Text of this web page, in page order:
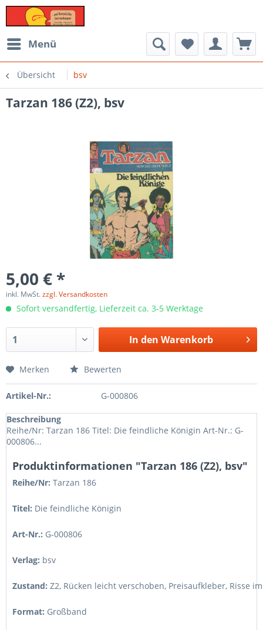
Menü
Übersicht bsv
Tarzan 186 (Z2), bsv
5,00 € *
inkl. MwSt.zzgl. Versandkosten
Sofort versandfertig, Lieferzeit ca. 3-5 Werktage
In den Warenkorb
Merken Bewerten
Artikel-Nr.: G-000806
Beschreibung
Reihe/Nr: Tarzan 186 Titel: Die feindliche Königin Art-Nr.: G-
000806...
Produktinformationen "Tarzan 186 (Z2), bsv"
Reihe/Nr: Tarzan 186
Titel: Die feindliche Königin
Art-Nr.: G-000806
Verlag: bsv
Zustand: Z2, Rücken leicht verschoben, Preisaufkleber, Risse
Format: Großband